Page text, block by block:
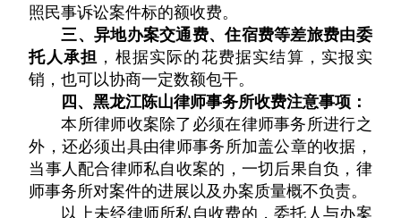
照民事诉讼案件标的额收费。
三、异地办案交通费、住宿费等差旅费由委
托人承担 ，根据实际的花费据实结算，实报实
销，也可以协商一定数额包干。
四、黑龙江陈山律师事务所收费注意事项 ：
本所律师收案除了必须在律师事务所进行之
外，还必须出具由律师事务所加盖公章的收据，
当事人配合律师私自收案的，一切后果自负，律
师事务所对案件的进展以及办案质量概不负责。
以上未经律师所私自收费的，委托人与办案